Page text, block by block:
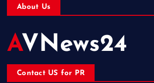
About Us
AVNews24
Contact US for PR